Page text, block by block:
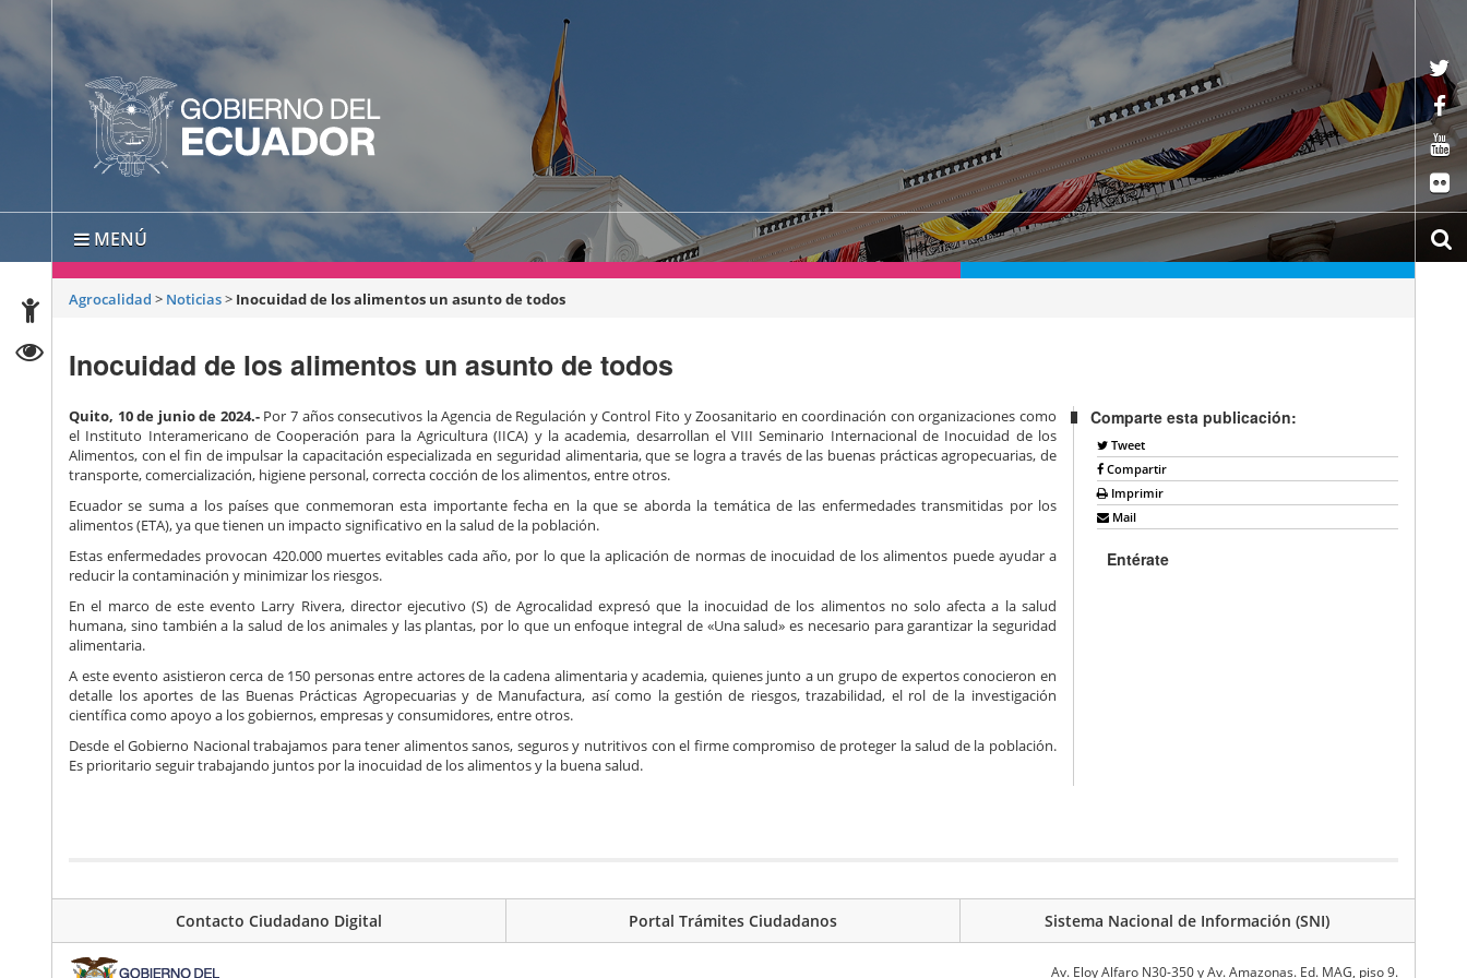
MENÚ
Agrocalidad > Noticias> Inocuidad de los alimentos un asunto de todos
Inocuidad de los alimentos un asunto de todos
Quito, 10 de junio de 2024.-Por 7 años consecutivos la Agencia de Regulación y Control Fito y Zoosanitario en coordinación con organizaciones como
el Instituto Interamericano de Cooperación para la Agricultura (IICA) y la academia, desarrollan el VIII Seminario Internacional de Inocuidad de los
Alimentos, con el fin de impulsar la capacitación especializada en seguridad alimentaria, que se logra a través de las buenas prácticas agropecuarias, de
transporte, comercialización, higiene personal, correcta cocción de los alimentos, entre otros.
Ecuador se suma a los países que conmemoran esta importante fecha en la que se aborda la temática de las enfermedades transmitidas por los
alimentos (ETA), ya que tienen un impacto significativo en la salud de la población.
Estas enfermedades provocan 420.000 muertes evitables cada año, por lo que la aplicación de normas de inocuidad de los alimentos puede ayudar a
reducir la contaminación y minimizar los riesgos.
En el marco de este evento Larry Rivera, director ejecutivo (S) de Agrocalidad expresó que la inocuidad de los alimentos no solo afecta a la salud
humana, sino también a la salud de los animales y las plantas, por lo que un enfoque integral de «Una salud» es necesario para garantizar la seguridad
alimentaria.
A este evento asistieron cerca de 150 personas entre actores de la cadena alimentaria y academia, quienes junto a un grupo de expertos conocieron en
detalle los aportes de las Buenas Prácticas Agropecuarias y de Manufactura, así como la gestión de riesgos, trazabilidad, el rol de la investigación
científica como apoyo a los gobiernos, empresas y consumidores, entre otros.
Desde el Gobierno Nacional trabajamos para tener alimentos sanos, seguros y nutritivos con el firme compromiso de proteger la salud de la población.
Es prioritario seguir trabajando juntos por la inocuidad de los alimentos y la buena salud.
Comparte esta publicación:
Tweet
Compartir
Imprimir
Mail
Entérate
Contacto Ciudadano Digital Portal Trámites Ciudadanos Sistema Nacional de Información (SNI)
Av. Eloy Alfaro N30-350 y Av. Amazonas. Ed. MAG, piso 9.